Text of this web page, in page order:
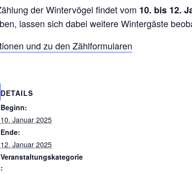
der Wintervögel findet vom 10. bis 12.
lassen sich dabei weitere Wintergäste
und zu den Zählformularen
DETAILS
Beginn:
10. Januar 2025
Ende:
12. Januar 2025
Veranstaltungskategorie
: